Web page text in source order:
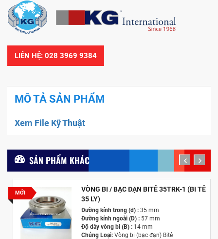
LIÊN HỆ: 028 3969 9384
MÔ TẢ SẢN PHẨM
Xem File Kỹ Thuật
SẢN PHẨM KHÁC
MỚI
VÒNG BI / BẠC ĐẠN BITÊ 35TRK-1 (BI TÊ
35 LY)
Đường kính trong (d) :35 mm
Đường kính ngoài (D) :57 mm
Độ dày vòng bi (B) :14 mm
Chủng Loại: Vòng bi (bạc đạn) Bitê
prev next